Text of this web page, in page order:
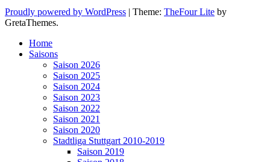
Proudly powered by WordPress | Theme: TheFour Lite by
GretaThemes.
Home
Saisons
Saison 2026
Saison 2025
Saison 2024
Saison 2023
Saison 2022
Saison 2021
Saison 2020
Stadtliga Stuttgart 2010-2019
Saison 2019